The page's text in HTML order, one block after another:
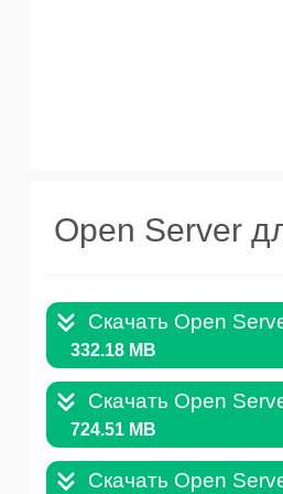
Open Server
Скачать Open
332.18 MB
Скачать Open
724.51 MB
Скачать Open